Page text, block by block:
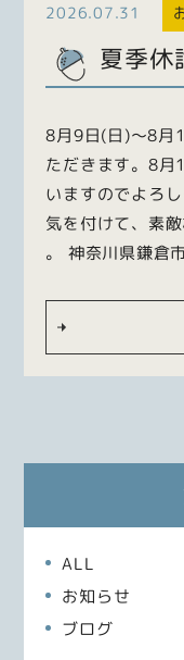
2026.07.31
夏季休
8月9日(日)〜8月
ただきます。8月
いますのでよろ
気を付けて、素
。 神奈川県鎌倉
ALL
お知らせ
ブログ